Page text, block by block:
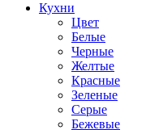
Кухни
Цвет
Белые
Черные
Желтые
Красные
Зеленые
Серые
Бежевые